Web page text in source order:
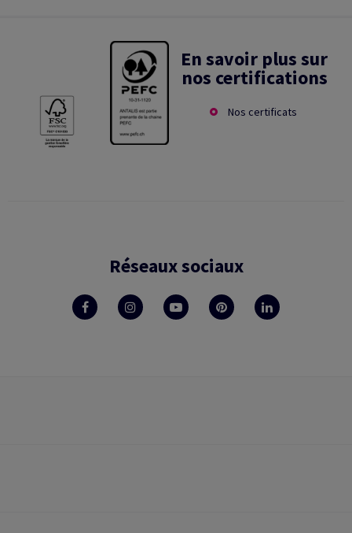
En savoir plus sur
nos certifications
Nos certificats
Réseaux sociaux